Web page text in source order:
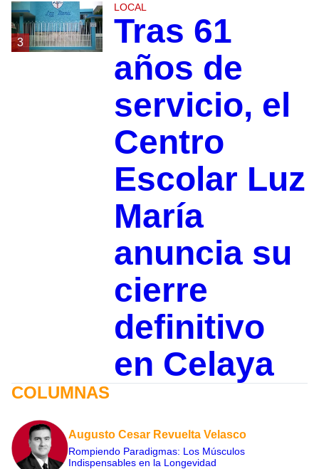
3
LOCAL
Tras 61
años de
servicio, el
Centro
Escolar Luz
María
anuncia su
cierre
definitivo
en Celaya
COLUMNAS
Augusto Cesar Revuelta Velasco
Rompiendo Paradigmas: Los Músculos
Indispensables en la Longevidad